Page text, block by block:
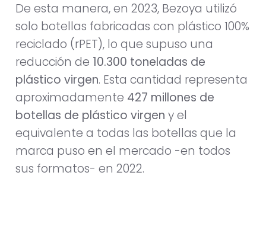
De esta manera, en 2023, Bezoya utilizó
solo botellas fabricadas con plástico 100%
reciclado (rPET), lo que supuso una
reducción de 10.300 toneladas de
plástico virgen. Esta cantidad representa
aproximadamente 427 millones de
botellas de plástico virgen y el
equivalente a todas las botellas que la
marca puso en el mercado -en todos
sus formatos- en 2022.